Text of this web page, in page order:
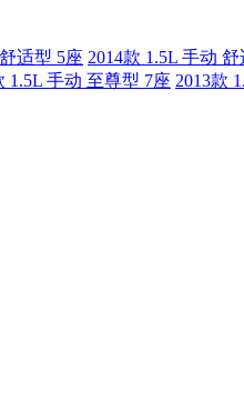
适型 5座 2014款 1.5L 手动
1.5L 手动 至尊型 7座 2013款